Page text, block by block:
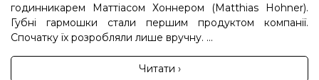
годинникарем Маттіасом Хоннером (Matthias Hohner).
Губні гармошки стали першим продуктом компанії.
Спочатку їх розробляли лише вручну. ...
Читати ›